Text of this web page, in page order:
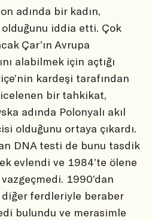
adında bir kadın,
iddia etti. Çok
Çar’ın Avrupa
alabilmek için açtığı
kardeşi tarafından
bir tahkikat,
adında Polonyalı akıl
olduğunu ortaya çıkardı.
DNA testi de bunu tasdik
evlendi ve 1984’te ölene
1990’dan
ferdleriyle beraber
bulundu ve merasimle